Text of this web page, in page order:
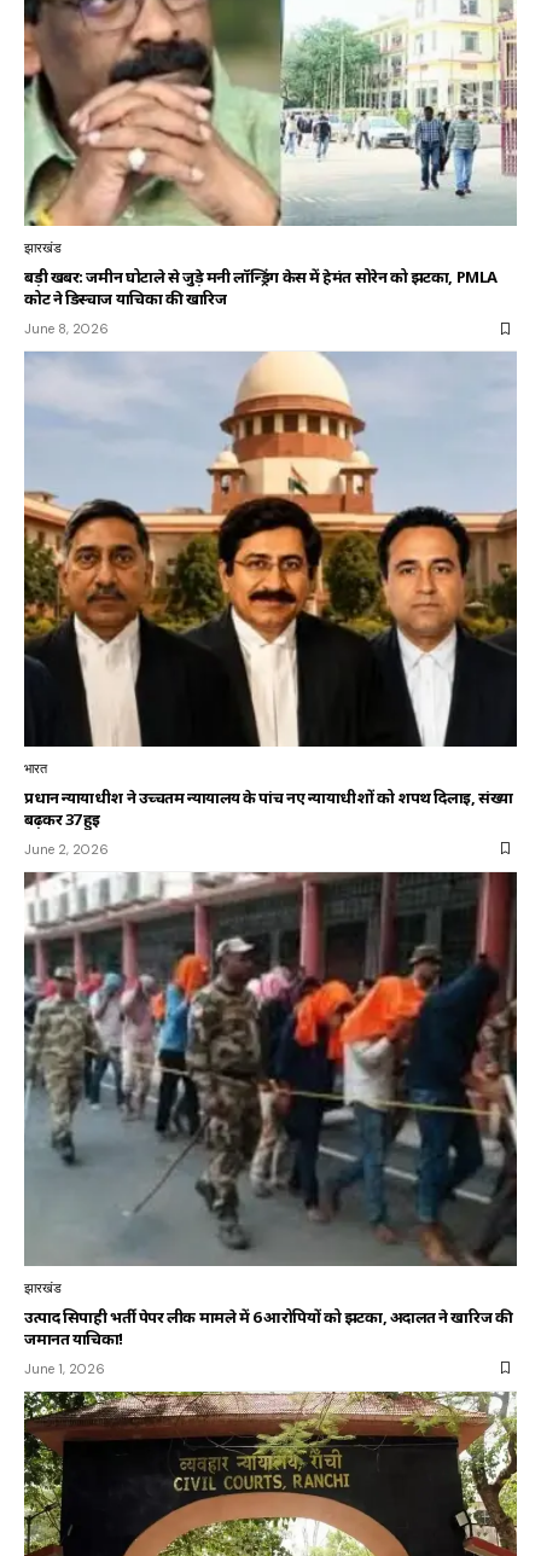
झारखंड
बड़ी खबर: जमीन घोटाले से जुड़े मनी लॉन्ड्रिंग केस में हेमंत सोरेन को झटका, PMLA
कोर्ट ने डिस्चार्ज याचिका की खारिज
June 8, 2026
भारत
प्रधान न्यायाधीश ने उच्चतम न्यायालय के पांच नए न्यायाधीशों को शपथ दिलाई, संख्या
बढ़कर 37 हुई
June 2, 2026
झारखंड
उत्पाद सिपाही भर्ती पेपर लीक मामले में 6 आरोपियों को झटका, अदालत ने खारिज की
जमानत याचिका!
June 1, 2026